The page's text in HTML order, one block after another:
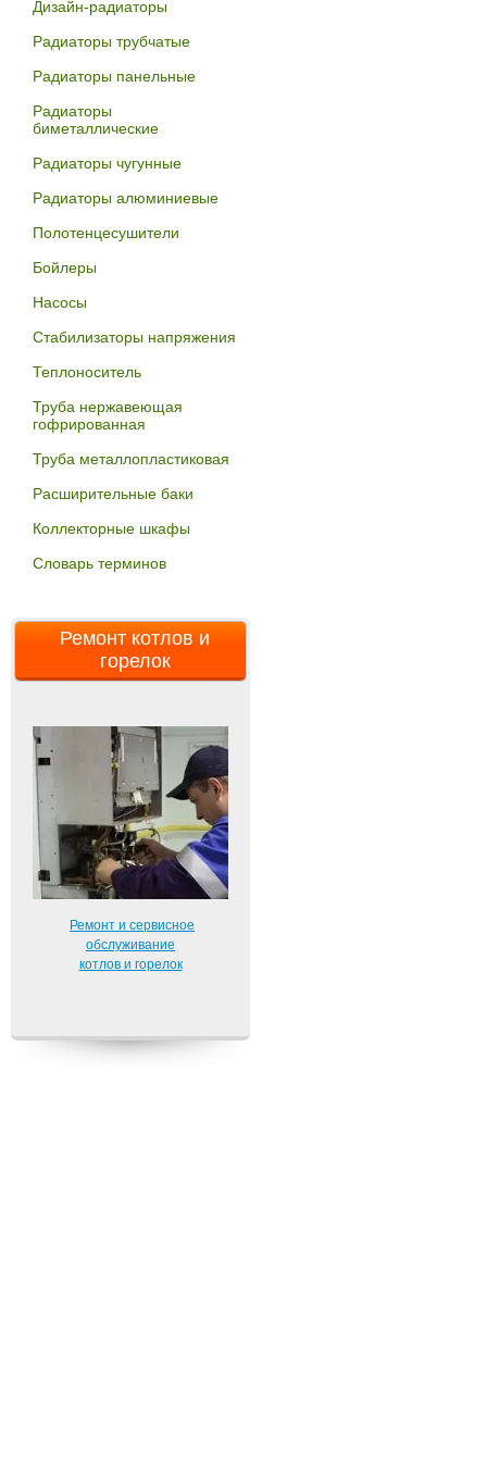
Дизайн-радиаторы
Радиаторы трубчатые
Радиаторы панельные
Радиаторы
биметаллические
Радиаторы чугунные
Радиаторы алюминиевые
Полотенцесушители
Бойлеры
Насосы
Стабилизаторы напряжения
Теплоноситель
Труба нержавеющая
гофрированная
Труба металлопластиковая
Расширительные баки
Коллекторные шкафы
Словарь терминов
Ремонт котлов и
горелок
Ремонт и сервисное
обслуживание
котлов и горелок